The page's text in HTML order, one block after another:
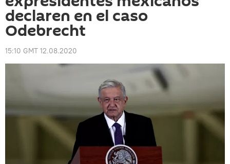
declaren en el caso
Odebrecht
15:10 GMT 12.08.2020